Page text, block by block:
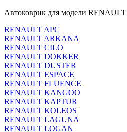
Автоковрик для модели RENAULT
RENAULT APC
RENAULT ARKANA
RENAULT CILO
RENAULT DOKKER
RENAULT DUSTER
RENAULT ESPACE
RENAULT FLUENCE
RENAULT KANGOO
RENAULT KAPTUR
RENAULT KOLEOS
RENAULT LAGUNA
RENAULT LOGAN